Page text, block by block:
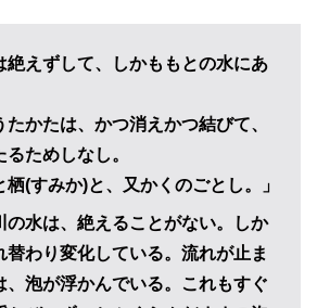
絶えずして、しかももとの水にあ
かたは、かつ消えかつ結びて、
ためしなし。
(すみか)と、又かくのごとし。」
の水は、絶えることがない。しか
替わり変化している。流れが止ま
、泡が浮かんでいる。これもすぐ